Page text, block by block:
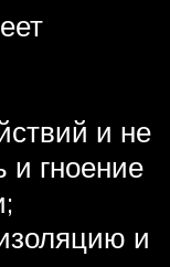
и не
и гноение
и